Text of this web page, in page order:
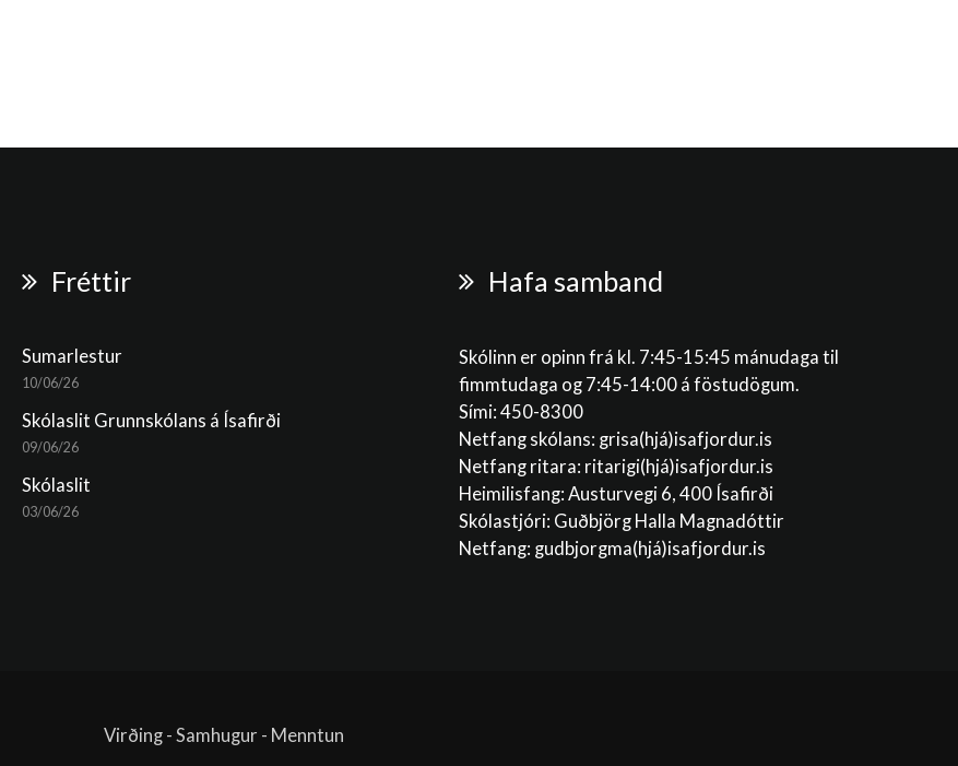
Fréttir
Sumarlestur
10/06/26
Skólaslit Grunnskólans á Ísafirði
09/06/26
Skólaslit
03/06/26
Hafa samband
Skólinn er opinn frá kl. 7:45-15:45 mánudaga til
fimmtudaga og 7:45-14:00 á föstudögum.
Sími: 450-8300
Netfang skólans: grisa(hjá)isafjordur.is
Netfang ritara: ritarigi(hjá)isafjordur.is
Heimilisfang: Austurvegi 6, 400 Ísafirði
Skólastjóri: Guðbjörg Halla Magnadóttir
Netfang: gudbjorgma(hjá)isafjordur.is
Virðing - Samhugur - Menntun